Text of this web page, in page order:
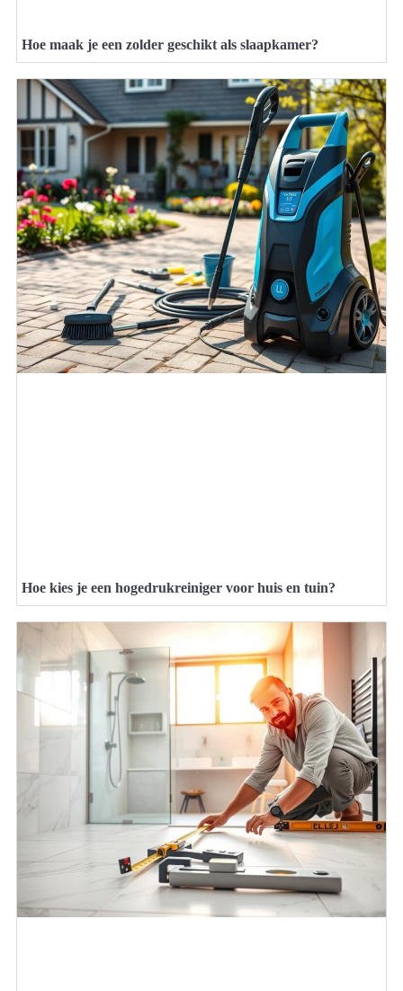
Hoe maak je een zolder geschikt als slaapkamer?
Hoe kies je een hogedrukreiniger voor huis en tuin?